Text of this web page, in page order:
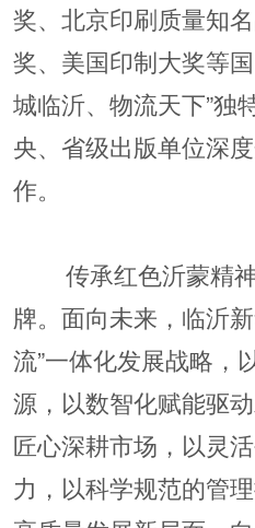
奖、北京印刷质量知
奖、美国印制大奖等
城临沂、物流天下”独
央、省级出版单位深
作。
传承红色沂蒙精神
牌。面向未来，临沂
流”一体化发展战略，
源，以数智化赋能驱
匠心深耕市场，以灵
力，以科学规范的管